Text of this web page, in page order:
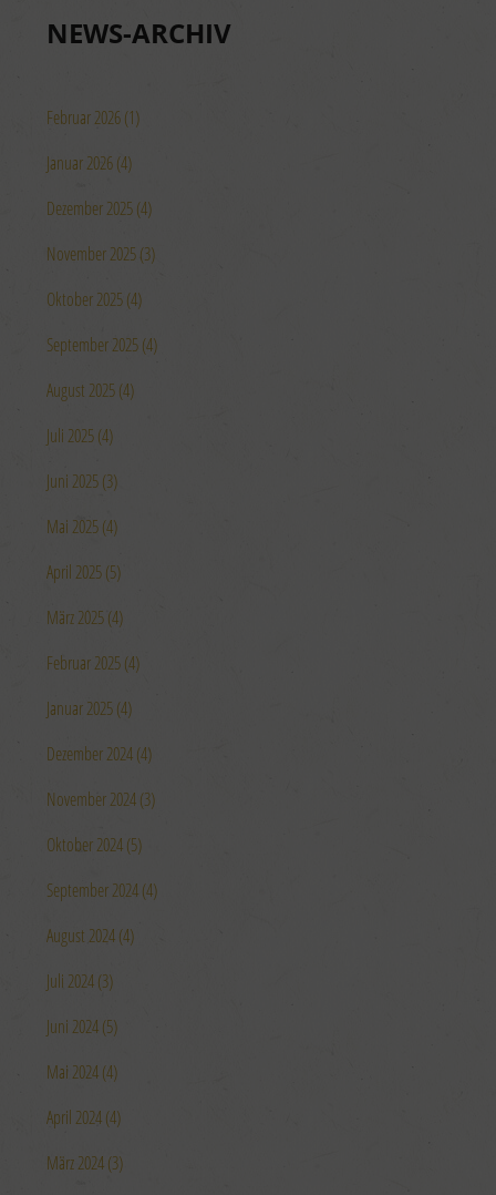
NEWS-ARCHIV
Februar 2026 (1)
Januar 2026 (4)
Dezember 2025 (4)
November 2025 (3)
Oktober 2025 (4)
September 2025 (4)
August 2025 (4)
Juli 2025 (4)
Juni 2025 (3)
Mai 2025 (4)
April 2025 (5)
März 2025 (4)
Februar 2025 (4)
Januar 2025 (4)
Dezember 2024 (4)
November 2024 (3)
Oktober 2024 (5)
September 2024 (4)
August 2024 (4)
Juli 2024 (3)
Juni 2024 (5)
Mai 2024 (4)
April 2024 (4)
März 2024 (3)